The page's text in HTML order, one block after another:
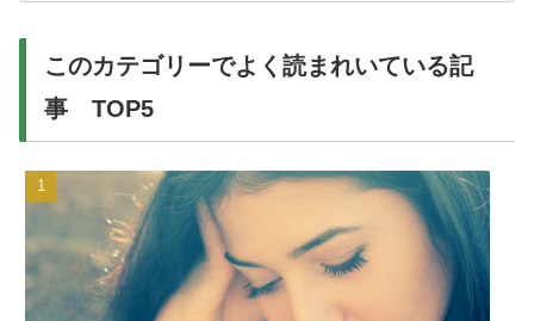
このカテゴリーでよく読まれいている記
事 TOP5